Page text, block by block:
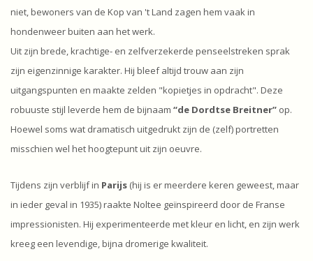
niet, bewoners van de Kop van 't Land zagen hem vaak in
hondenweer buiten aan het werk.
Uit zijn brede, krachtige- en zelfverzekerde penseelstreken sprak
zijn eigenzinnige karakter. Hij bleef altijd trouw aan zijn
uitgangspunten en maakte zelden "kopietjes in opdracht". Deze
robuuste stijl leverde hem de bijnaam “de Dordtse Breitner” op.
Hoewel soms wat dramatisch uitgedrukt zijn de (zelf) portretten
misschien wel het hoogtepunt uit zijn oeuvre.
Tijdens zijn verblijf in Parijs (hij is er meerdere keren geweest, maar
in ieder geval in 1935) raakte Noltee geïnspireerd door de Franse
impressionisten. Hij experimenteerde met kleur en licht, en zijn werk
kreeg een levendige, bijna dromerige kwaliteit.